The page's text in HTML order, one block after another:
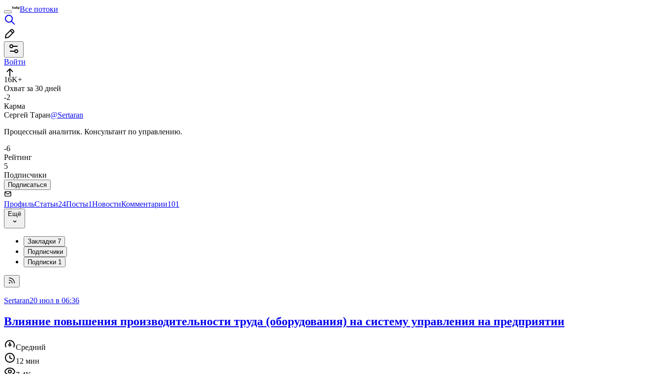
Все потоки
Войти
16K+
Охват за 30 дней
-2
Карма
Сергей Таран@Sertaran
Процессный аналитик. Консультант по управлению.
-6
Рейтинг
5
Подписчики
Подписаться
ПрофильСтатьи24Посты1НовостиКомментарии101
Ещё
Закладки 7
Подписчики
Подписки 1
Sertaran20 июл в 06:36
Влияние повышения производительности труда (оборудования) на систему управления на предприятии
Средний
12 мин